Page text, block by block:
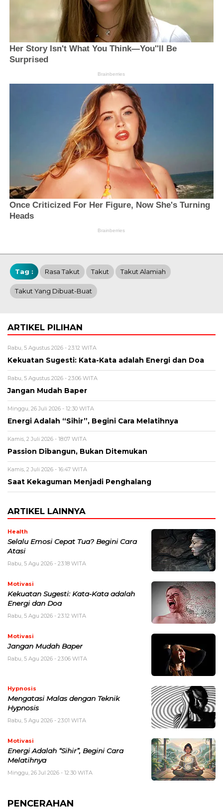
Tag : Rasa Takut Takut Takut Alamiah
Takut Yang Dibuat-Buat
ARTIKEL PILIHAN
Rabu, 5 Agustus 2026 - 23:12 WITA
Kekuatan Sugesti: Kata-Kata adalah Energi dan Doa
Rabu, 5 Agustus 2026 - 23:06 WITA
Jangan Mudah Baper
Minggu, 26 Juli 2026 - 12:30 WITA
Energi Adalah “Sihir”, Begini Cara Melatihnya
Kamis, 2 Juli 2026 - 18:07 WITA
Passion Dibangun, Bukan Ditemukan
Kamis, 2 Juli 2026 - 16:47 WITA
Saat Kekaguman Menjadi Penghalang
ARTIKEL LAINNYA
Health
Selalu Emosi Cepat Tua? Begini Cara
Atasi
Rabu, 5 Agu 2026 - 23:18 WITA
Motivasi
Kekuatan Sugesti: Kata-Kata adalah
Energi dan Doa
Rabu, 5 Agu 2026 - 23:12 WITA
Motivasi
Jangan Mudah Baper
Rabu, 5 Agu 2026 - 23:06 WITA
Hypnosis
Mengatasi Malas dengan Teknik
Hypnosis
Rabu, 5 Agu 2026 - 23:01 WITA
Motivasi
Energi Adalah “Sihir”, Begini Cara
Melatihnya
Minggu, 26 Jul 2026 - 12:30 WITA
PENCERAHAN